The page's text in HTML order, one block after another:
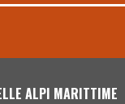
ALPI MARITTIME